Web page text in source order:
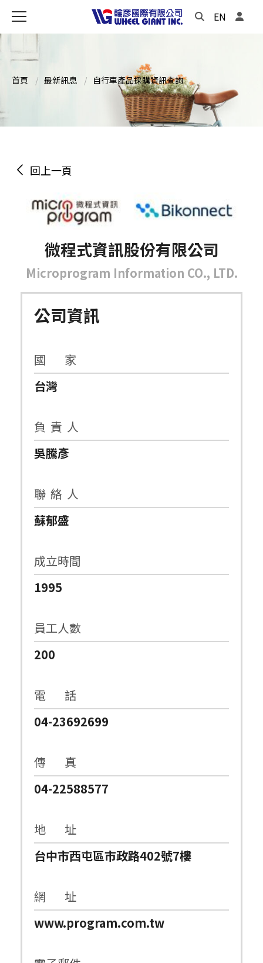
EN
首頁 最新訊息 自行車產品採購資訊查詢
回上一頁
微程式資訊股份有限公司
Microprogram Information CO., LTD.
公司資訊
國 家
台灣
負 責 人
吳騰彥
聯 絡 人
蘇郁盛
成立時間
1995
員工人數
200
電 話
04-23692699
傳 真
04-22588577
地 址
台中市西屯區市政路402號7樓
網 址
www.program.com.tw